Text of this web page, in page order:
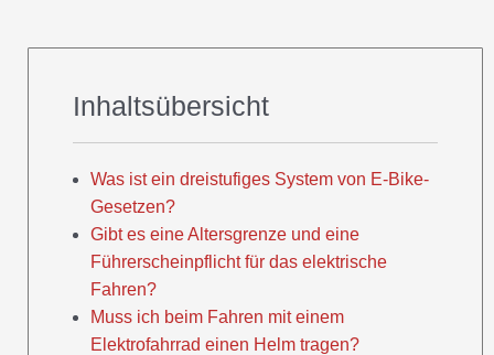
Inhaltsübersicht
Was ist ein dreistufiges System von E-Bike-
Gesetzen?
Gibt es eine Altersgrenze und eine
Führerscheinpflicht für das elektrische
Fahren?
Muss ich beim Fahren mit einem
Elektrofahrrad einen Helm tragen?